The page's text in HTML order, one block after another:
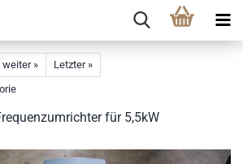
weiter »
Letzter »
für 5,5kW